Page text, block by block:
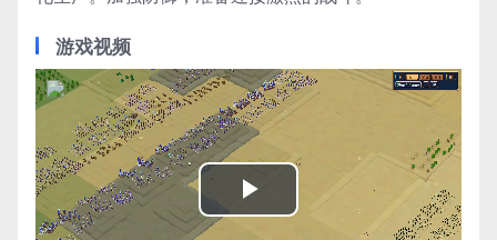
游戏视频
Play